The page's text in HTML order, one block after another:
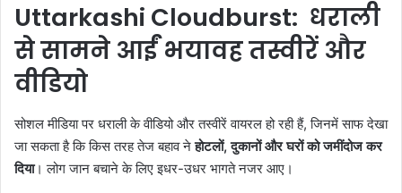
Uttarkashi Cloudburst: धराली
से सामने आईं भयावह तस्वीरें और
वीडियो
सोशल मीडिया पर धराली के वीडियो और तस्वीरें वायरल हो रही हैं, जिनमें साफ देखा
जा सकता है कि किस तरह तेज बहाव नेहोटलों, दुकानों और घरों को जमींदोज कर
दिया। लोग जान बचाने के लिए इधर-उधर भागते नजर आए।